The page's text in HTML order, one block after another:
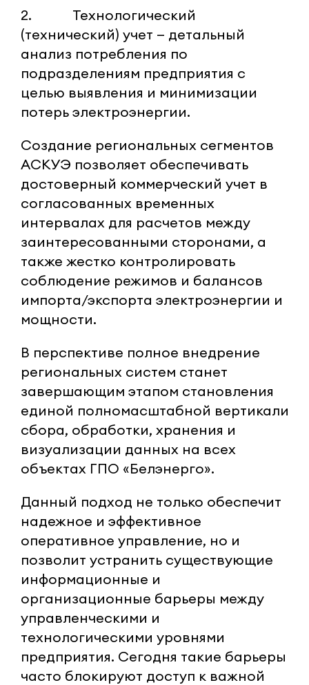
2. Технологический
(технический) учет — детальный
анализ потребления по
подразделениям предприятия с
целью выявления и минимизации
потерь электроэнергии.
Создание региональных сегментов
АСКУЭ позволяет обеспечивать
достоверный коммерческий учет в
согласованных временных
интервалах для расчетов между
заинтересованными сторонами, а
также жестко контролировать
соблюдение режимов и балансов
импорта/экспорта электроэнергии и
мощности.
В перспективе полное внедрение
региональных систем станет
завершающим этапом становления
единой полномасштабной вертикали
сбора, обработки, хранения и
визуализации данных на всех
объектах ГПО «Белэнерго».
Данный подход не только обеспечит
надежное и эффективное
оперативное управление, но и
позволит устранить существующие
информационные и
организационные барьеры между
управленческими и
технологическими уровнями
предприятия. Сегодня такие барьеры
часто блокируют доступ к важной